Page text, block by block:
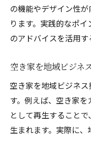
の機能やデザイン性
ります。実践的なポ
のアドバイスを活用す
空き家を地域ビジネ
空き家を地域ビジネ
す。例えば、空き家
として再生すること
生まれます。実際に